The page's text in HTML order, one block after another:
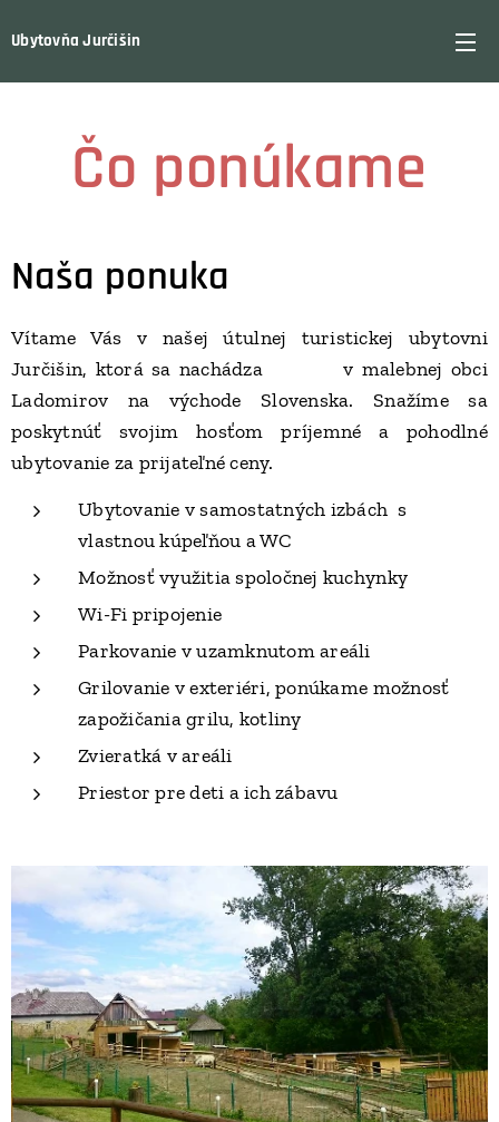
Ubytovňa Jurčišin
Čo ponúkame
Naša ponuka
Vítame Vás v našej útulnej turistickej ubytovni
Jurčišin, ktorá sa nachádza v malebnej obci
Ladomirov na východe Slovenska. Snažíme sa
poskytnúť svojim hosťom príjemné a pohodlné
ubytovanie za prijateľné ceny.
Ubytovanie v samostatných izbách s
vlastnou kúpeľňou a WC
Možnosť využitia spoločnej kuchynky
Wi-Fi pripojenie
Parkovanie v uzamknutom areáli
Grilovanie v exteriéri, ponúkame možnosť
zapožičania grilu, kotliny
Zvieratká v areáli
Priestor pre deti a ich zábavu